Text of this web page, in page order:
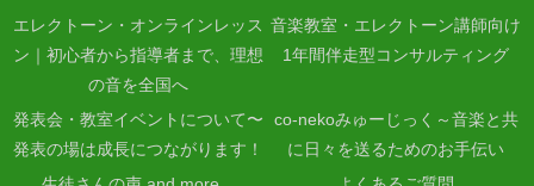
エレクトーン・オンラインレッス
ン｜初心者から指導者まで、理想
の音を全国へ
音楽教室・エレクトーン講師向け
1年間伴走型コンサルティング
発表会・教室イベントについて〜
発表の場は成長につながります！
co-nekoみゅーじっく～音楽と共
に日々を送るためのお手伝い